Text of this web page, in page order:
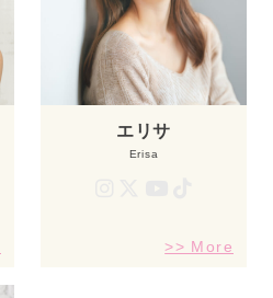
エリサ
Erisa
>> More